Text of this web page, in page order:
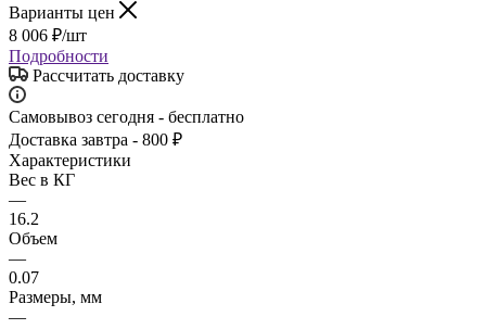
Варианты цен
8 006 ₽/шт
Подробности
Рассчитать доставку
Самовывоз сегодня - бесплатно
Доставка завтра - 800 ₽
Характеристики
Вес в КГ
—
16.2
Объем
—
0.07
Размеры, мм
—